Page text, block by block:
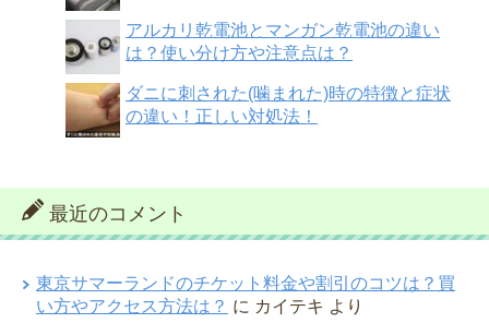
アルカリ乾電池とマンガン乾電池の違い
は？使い分け方や注意点は？
ダニに刺された(噛まれた)時の特徴と症状
の違い！正しい対処法！
最近のコメント
東京サマーランドのチケット料金や割引のコツは？買
い方やアクセス方法は？ に カイテキ より